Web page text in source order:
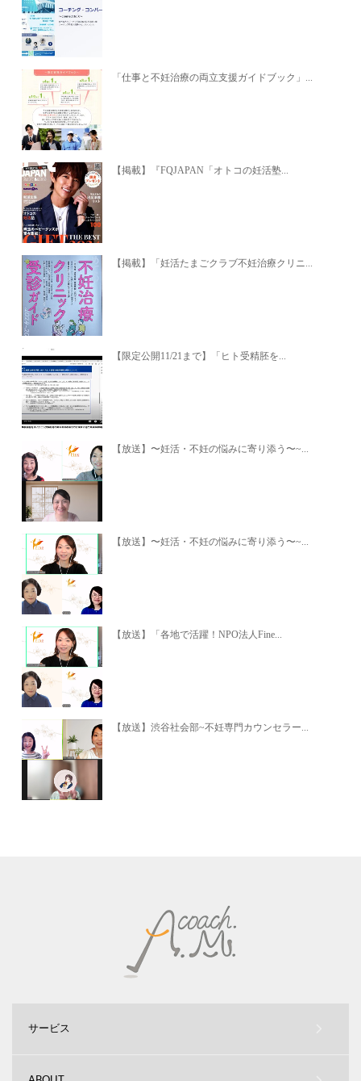
「仕事と不妊治療の両立支援ガイドブック」...
【掲載】『FQJAPAN「オトコの妊活塾...
【掲載】「妊活たまごクラブ不妊治療クリニ...
【限定公開11/21まで】「ヒト受精胚を...
【放送】〜妊活・不妊の悩みに寄り添う〜~...
【放送】〜妊活・不妊の悩みに寄り添う〜~...
【放送】「各地で活躍！NPO法人Fine...
【放送】渋谷社会部~不妊専門カウンセラー...
サービス